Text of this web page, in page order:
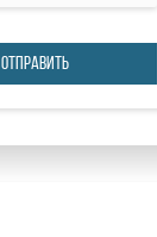
ОТПРАВИТЬ